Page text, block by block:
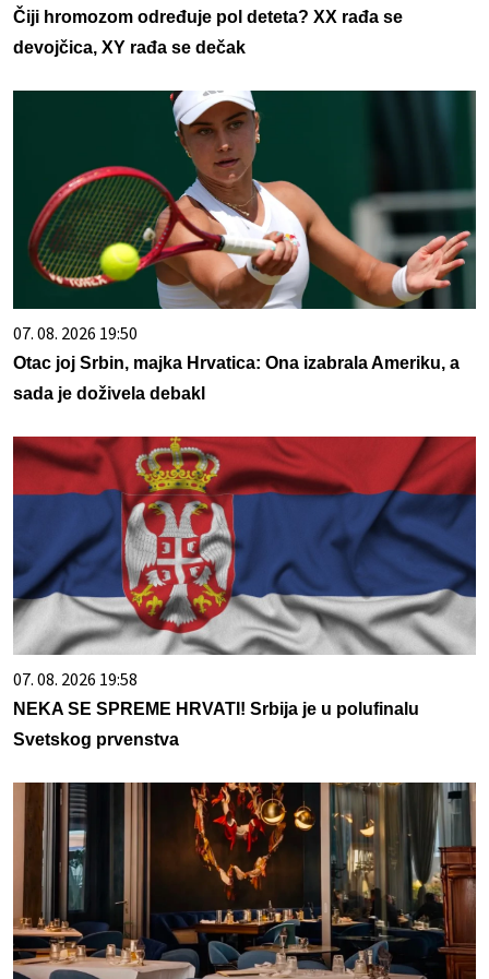
Čiji hromozom određuje pol deteta? XX rađa se
devojčica, XY rađa se dečak
07. 08. 2026 19:50
Otac joj Srbin, majka Hrvatica: Ona izabrala Ameriku, a
sada je doživela debakl
07. 08. 2026 19:58
NEKA SE SPREME HRVATI! Srbija je u polufinalu
Svetskog prvenstva